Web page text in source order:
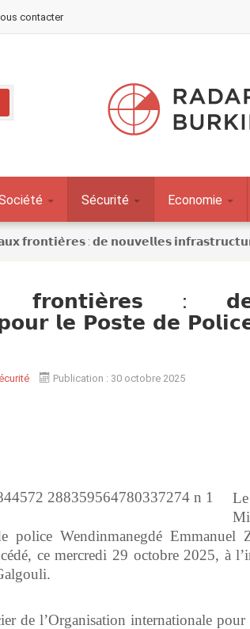
contacter
Sécurité Economie
𝗳𝗿𝗼𝗻𝘁𝗶𝗲̀𝗿𝗲𝘀 : 𝗱𝗲 𝗻𝗼𝘂𝘃𝗲𝗹𝗹𝗲𝘀
𝗳𝗿𝗼𝗻𝘁𝗶𝗲̀𝗿𝗲𝘀 :
𝗹𝗲 𝗣𝗼𝘀𝘁𝗲 𝗱𝗲
Publication : 30 octobre 2025
police Wendinmanegdé Emmanuel
ce mercredi 29 octobre 2025, à
de l’Organisation internationale